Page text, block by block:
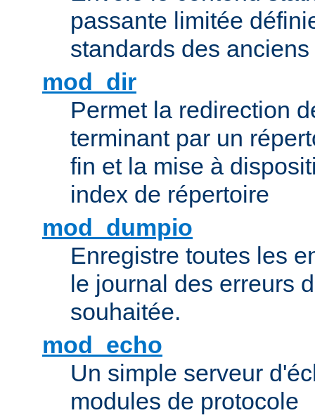
passante limitée
standards des
mod_dir
Permet la redirection
terminant par un
fin et la mise à
index de répertoire
mod_dumpio
Enregistre toutes les
le journal des erreurs
souhaitée.
mod_echo
Un simple serveur
modules de protocole